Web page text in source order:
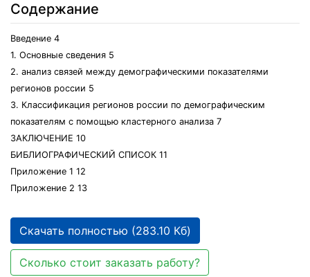
Содержание
Введение 4
1. Основные сведения 5
2. анализ связей между демографическими показателями
регионов россии 5
3. Классификация регионов россии по демографическим
показателям с помощью кластерного анализа 7
ЗАКЛЮЧЕНИЕ 10
БИБЛИОГРАФИЧЕСКИЙ СПИСОК 11
Приложение 1 12
Приложение 2 13
Скачать полностью (283.10 Кб)
Сколько стоит заказать работу?